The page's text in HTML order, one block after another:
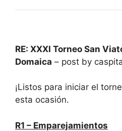
RE: XXXI Torneo San
Domaica – post by
¡Listos para iniciar el
esta ocasión.
R1 – Emparejamientos